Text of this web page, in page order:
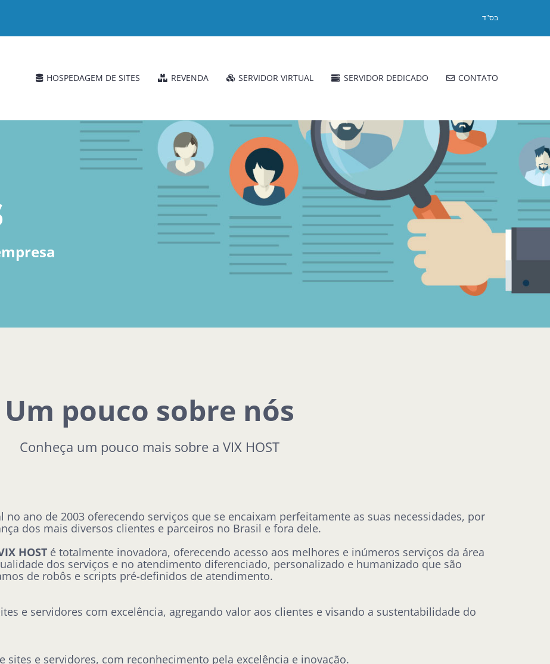
בס"ד
HOSPEDAGEM DE SITES REVENDA SERVIDOR VIRTUAL SERVIDOR DEDICADO CONTATO
Um pouco sobre nós
Conheça um pouco mais sobre a VIX HOST
ano de 2003 oferecendo serviços que se encaixam perfeitamente as suas necessidades, por
dos mais diversos clientes e parceiros no Brasil e fora dele.
HOST é totalmente inovadora, oferecendo acesso aos melhores e inúmeros serviços da área
dos serviços e no atendimento diferenciado, personalizado e humanizado que são
de robôs e scripts pré-definidos de atendimento.
e servidores com excelência, agregando valor aos clientes e visando a sustentabilidade do
sites e servidores, com reconhecimento pela excelência e inovação.